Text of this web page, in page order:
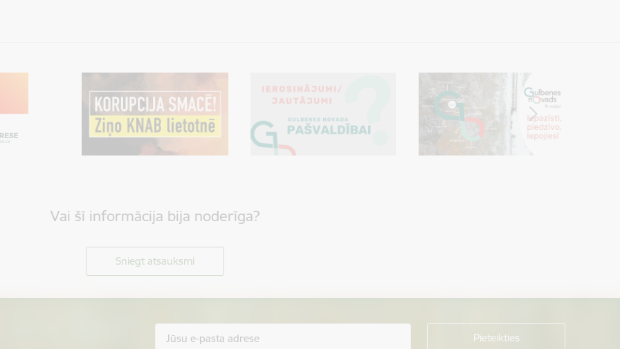
Vai šī informācija bija noderīga?
Sniegt atsauksmi